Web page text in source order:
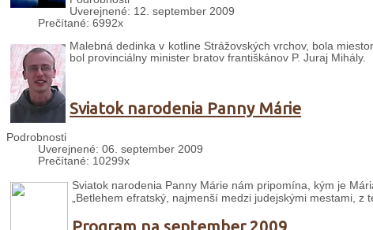
Uverejnené: 12. september 2009
Prečítané: 6992x
Malebná dedinka v kotline Strážovských vrchov, bola
bol provinciálny minister bratov františkánov P. Juraj Mihály.
Sviatok narodenia Panny Márie
Podrobnosti
Uverejnené: 06. september 2009
Prečítané: 10299x
Sviatok narodenia Panny Márie nám pripomína, kým je
„Betlehem efratský, najmenší medzi judejskými mestami, z
Program na september 2009